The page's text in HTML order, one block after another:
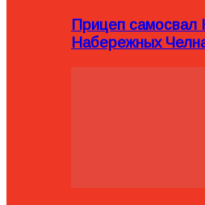
Прицеп
Набережных